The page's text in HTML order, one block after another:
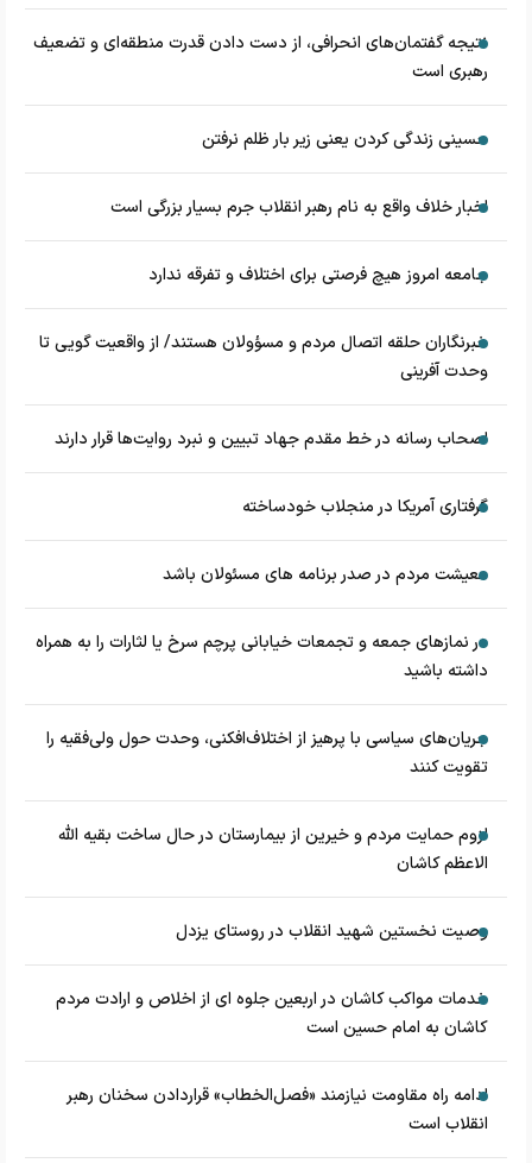
نتیجه گفتمان‌های انحرافی، از دست دادن قدرت منطقه‌ای و تضعیف
رهبری است
حسینی زندگی کردن یعنی زیر بار ظلم نرفتن
اخبار خلاف واقع به نام رهبر انقلاب جرم بسیار بزرگی است
جامعه امروز هیچ فرصتی برای اختلاف و تفرقه ندارد
خبرنگاران حلقه اتصال مردم و مسؤولان هستند/ از واقعیت گویی تا
وحدت آفرینی
اصحاب رسانه در خط مقدم جهاد تبیین و نبرد روایت‌ها قرار دارند
گرفتاری آمریکا در منجلاب خودساخته
معیشت مردم در صدر برنامه های مسئولان باشد
در نماز‌های جمعه و تجمعات خیابانی پرچم سرخ یا لثارات را به همراه
داشته باشید
جریان‌های سیاسی با پرهیز از اختلاف‌افکنی، وحدت حول ولی‌فقیه را
تقویت کنند
لزوم حمایت مردم و خیرین از بیمارستان در حال ساخت بقیه الله
الاعظم کاشان
وصیت نخستین شهید انقلاب در روستای یزدل
خدمات مواکب کاشان در اربعین جلوه ای از اخلاص و ارادت مردم
کاشان به امام حسین است
ادامه راه مقاومت نیازمند «فصل‌الخطاب» قراردادن سخنان رهبر
انقلاب است